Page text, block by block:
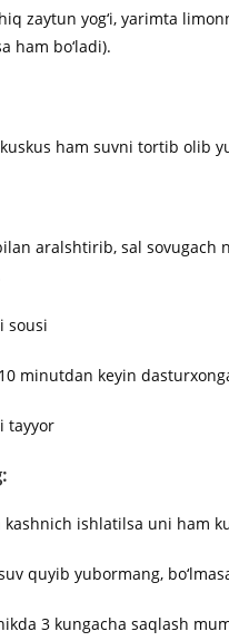
zaytun yog‘i, yarimta
ham bo‘ladi).
ham suvni tortib olib
aralshtirib, sal sovugach
minutdan keyin
ishlatilsa uni ham
quyib yubormang,
3 kungacha saqlash